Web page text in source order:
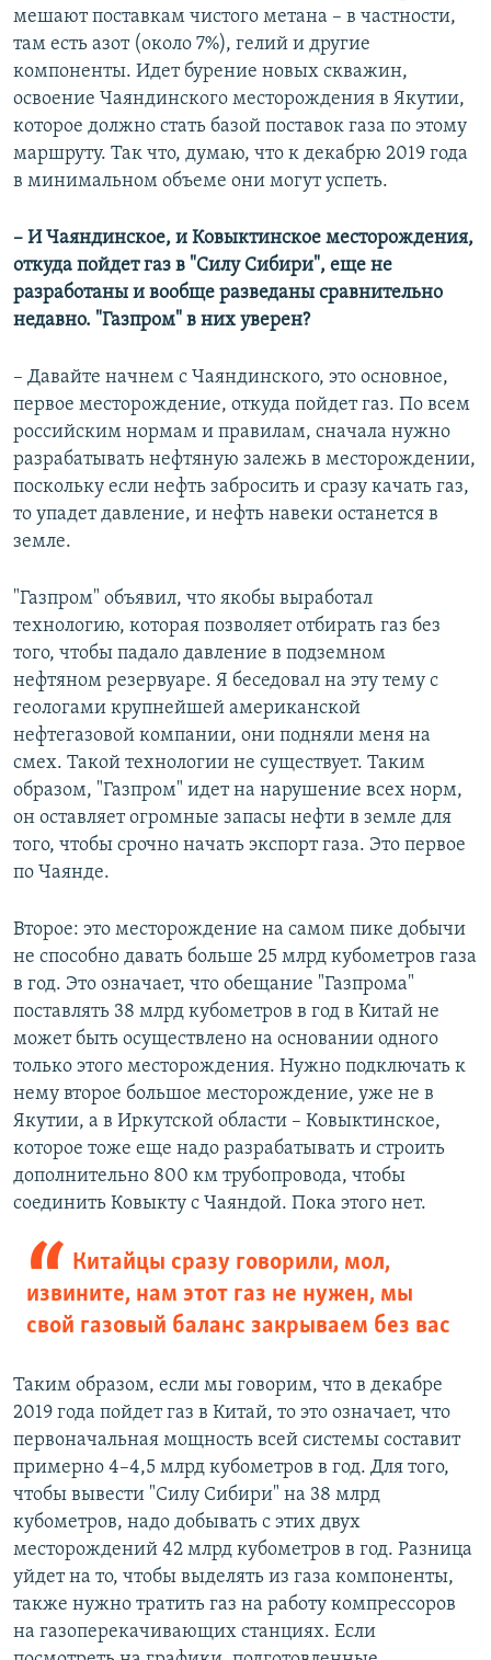
мешают поставкам чистого метана – в частности,
там есть азот (около 7%), гелий и другие
компоненты. Идет бурение новых скважин,
освоение Чаяндинского месторождения в Якутии,
которое должно стать базой поставок газа по этому
маршруту. Так что, думаю, что к декабрю 2019 года
в минимальном объеме они могут успеть.
– И Чаяндинское, и Ковыктинское месторождения,
откуда пойдет газ в "Силу Сибири", еще не
разработаны и вообще разведаны сравнительно
недавно. "Газпром" в них уверен?
– Давайте начнем с Чаяндинского, это основное,
первое месторождение, откуда пойдет газ. По всем
российским нормам и правилам, сначала нужно
разрабатывать нефтяную залежь в месторождении,
поскольку если нефть забросить и сразу качать газ,
то упадет давление, и нефть навеки останется в
земле.
"Газпром" объявил, что якобы выработал
технологию, которая позволяет отбирать газ без
того, чтобы падало давление в подземном
нефтяном резервуаре. Я беседовал на эту тему с
геологами крупнейшей американской
нефтегазовой компании, они подняли меня на
смех. Такой технологии не существует. Таким
образом, "Газпром" идет на нарушение всех норм,
он оставляет огромные запасы нефти в земле для
того, чтобы срочно начать экспорт газа. Это первое
по Чаянде.
Второе: это месторождение на самом пике добычи
не способно давать больше 25 млрд кубометров газа
в год. Это означает, что обещание "Газпрома"
поставлять 38 млрд кубометров в год в Китай не
может быть осуществлено на основании одного
только этого месторождения. Нужно подключать к
нему второе большое месторождение, уже не в
Якутии, а в Иркутской области – Ковыктинское,
которое тоже еще надо разрабатывать и строить
дополнительно 800 км трубопровода, чтобы
соединить Ковыкту с Чаяндой. Пока этого нет.
Китайцы сразу говорили, мол,
извините, нам этот газ не нужен, мы
свой газовый баланс закрываем без вас
Таким образом, если мы говорим, что в декабре
2019 года пойдет газ в Китай, то это означает, что
первоначальная мощность всей системы составит
примерно 4–4,5 млрд кубометров в год. Для того,
чтобы вывести "Силу Сибири" на 38 млрд
кубометров, надо добывать с этих двух
месторождений 42 млрд кубометров в год. Разница
уйдет на то, чтобы выделять из газа компоненты,
также нужно тратить газ на работу компрессоров
на газоперекачивающих станциях. Если